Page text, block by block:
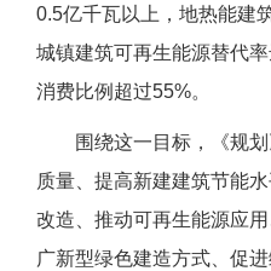
0.5亿千瓦以上，地热能建
城镇建筑可再生能源替代
消费比例超过55%。
围绕这一目标，《规划
质量、提高新建建筑节能
改造、推动可再生能源应
广新型绿色建造方式、促